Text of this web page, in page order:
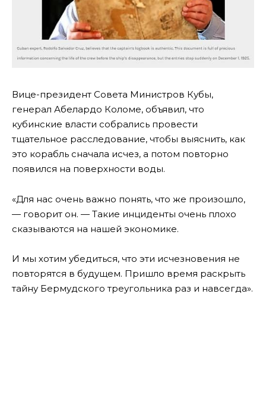
Вице-президент Совета Министров Кубы,
генерал Абелардо Коломе, объявил, что
кубинские власти собрались провести
тщательное расследование, чтобы выяснить, как
это корабль сначала исчез, а потом повторно
появился на поверхности воды.
«Для нас очень важно понять, что же произошло,
— говорит он. — Такие инциденты очень плохо
сказываются на нашей экономике.
И мы хотим убедиться, что эти исчезновения не
повторятся в будущем. Пришло время раскрыть
тайну Бермудского треугольника раз и навсегда».